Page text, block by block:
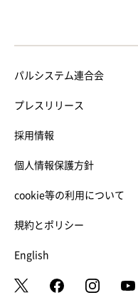
パルシステム連合会
プレスリリース
採用情報
個人情報保護方針
cookie等の利用について
規約とポリシー
English